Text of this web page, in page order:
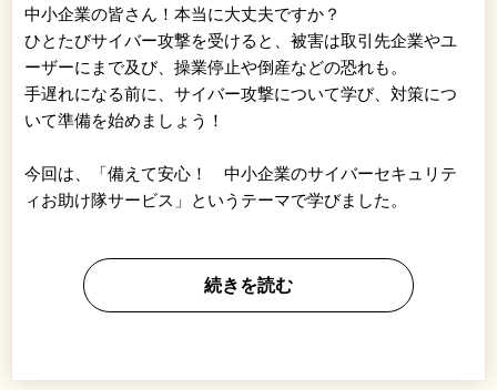
中小企業の皆さん！本当に大丈夫ですか？
ひとたびサイバー攻撃を受けると、被害は取引先企業やユ
ーザーにまで及び、操業停止や倒産などの恐れも。
手遅れになる前に、サイバー攻撃について学び、対策につ
いて準備を始めましょう！
今回は、「備えて安心！ 中小企業のサイバーセキュリテ
ィお助け隊サービス」というテーマで学びました。
続きを読む